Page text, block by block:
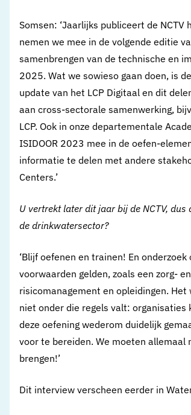
Somsen: ‘Jaarlijks publiceert de
nemen we mee in de volgende editie
samenbrengen van de technische en
2025. Wat we sowieso gaan doen, is
update van het LCP Digitaal en dit
aan cross-sectorale samenwerking,
LCP. Ook in onze departementale
ISIDOOR 2023 mee in de oefen-
informatie te delen met andere
Centers.’
U vertrekt later dit jaar bij de NCTV,
de drinkwatersector?
‘Blijf oefenen en trainen! En
voorwaarden gelden, zoals een zorg-
risicomanagement en opleidingen.
niet onder die regels valt: organisaties
deze oefening wederom duidelijk
voor te bereiden. We moeten allemaal
brengen!’
Dit interview verscheen eerder in